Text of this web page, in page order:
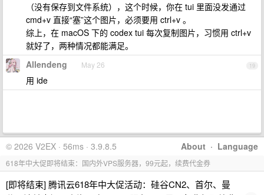
（没有保存到文件系统），这个时候，你在 tui 里面没发通过
cmd+v 直接“塞”这个图片，必须要用 ctrl+v 。
综上，在 macOS 下的 codex tui 每次复制图片，习惯用 ctrl+v
就好了，两种情况都能满足。
19
Allendeng May 26
用 ide
About · Language
© 2026 V2EX · 56ms · 3.9.8.5
618年中大促即将结束：国内外VPS服务器，99元起，续费代金券
[即将结束] 腾讯云618年中大促活动：硅谷CN2、首尔、曼